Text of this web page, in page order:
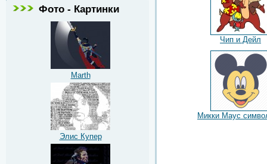
Фото - Картинки
Marth
Элис Купер
Чип и Дейл
Микки Маус